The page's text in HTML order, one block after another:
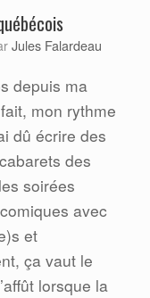
Jules Falardeau
depuis ma
mon rythme
dû écrire des
des
soirées
avec
et
ça vaut le
lorsque la